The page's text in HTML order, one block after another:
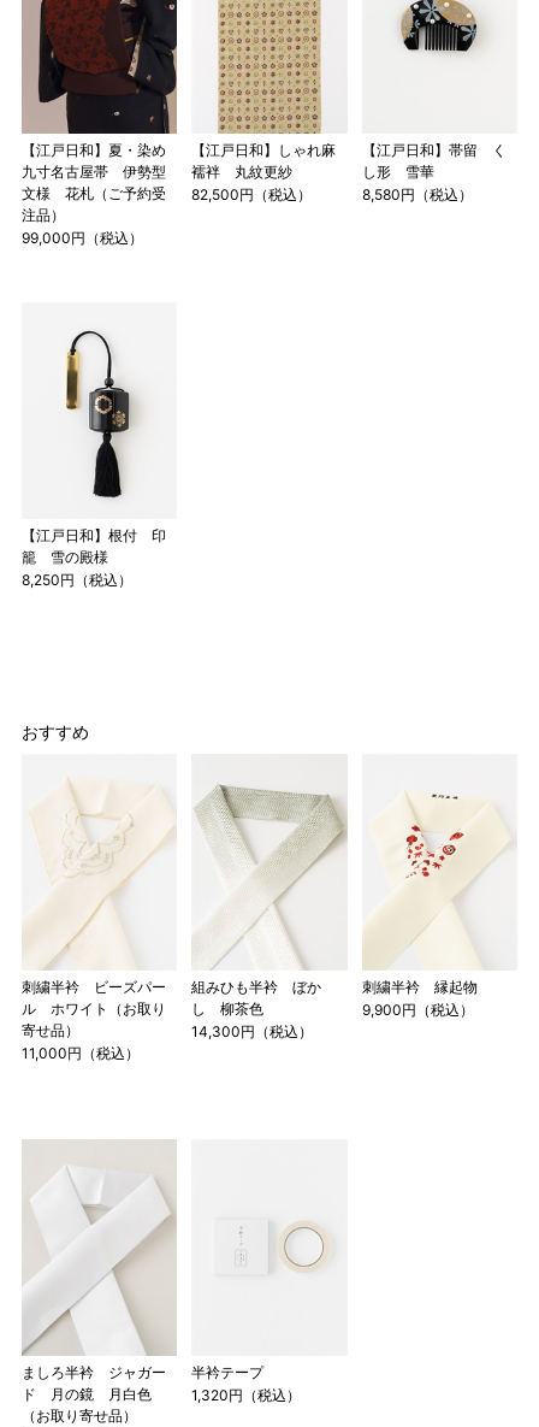
【江戸日和】夏・染め
九寸名古屋帯 伊勢型
文様 花札（ご予約受
注品）
99,000円（税込）
【江戸日和】しゃれ麻
襦袢 丸紋更紗
82,500円（税込）
【江戸日和】帯留 く
し形 雪華
8,580円（税込）
【江戸日和】根付 印
籠 雪の殿様
8,250円（税込）
おすすめ
刺繍半衿 ビーズパー
ル ホワイト（お取り
寄せ品）
11,000円（税込）
組みひも半衿 ぼか
し 柳茶色
14,300円（税込）
刺繍半衿 縁起物
9,900円（税込）
ましろ半衿 ジャガー
ド 月の鏡 月白色
（お取り寄せ品）
半衿テープ
1,320円（税込）